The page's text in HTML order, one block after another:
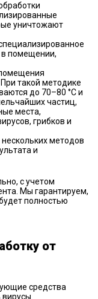
уничтожают
в помещении,
помещения
такой методике
до 70–80 °C и
частиц,
места,
грибков и
нескольких методов
и
с учетом
Мы гарантируем,
полностью
от
средства